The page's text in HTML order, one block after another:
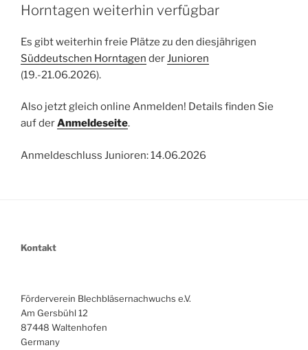
Horntagen weiterhin verfügbar
Es gibt weiterhin freie Plätze zu den diesjährigen
Süddeutschen Horntagen derJunioren
(19.-21.06.2026).
Also jetzt gleich online Anmelden! Details finden Sie
auf derAnmeldeseite.
Anmeldeschluss Junioren: 14.06.2026
Kontakt
Förderverein Blechbläsernachwuchs e.V.
Am Gersbühl 12
87448 Waltenhofen
Germany